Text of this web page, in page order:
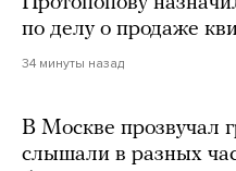
по делу о продаже
34 минуты назад
В Москве прозвучал
слышали в разных